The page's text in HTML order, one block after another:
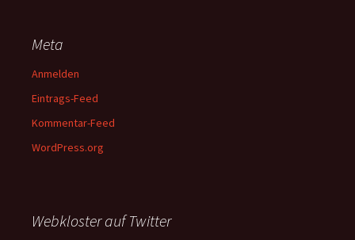
Meta
Anmelden
Eintrags-Feed
Kommentar-Feed
WordPress.org
Webkloster auf Twitter